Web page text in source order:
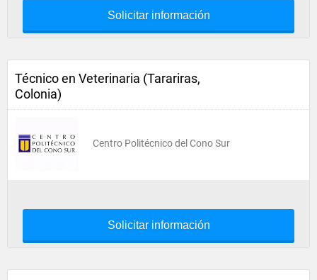
Solicitar información
Técnico en Veterinaria (Tarariras,
Colonia)
Centro Politécnico del Cono Sur
Solicitar información